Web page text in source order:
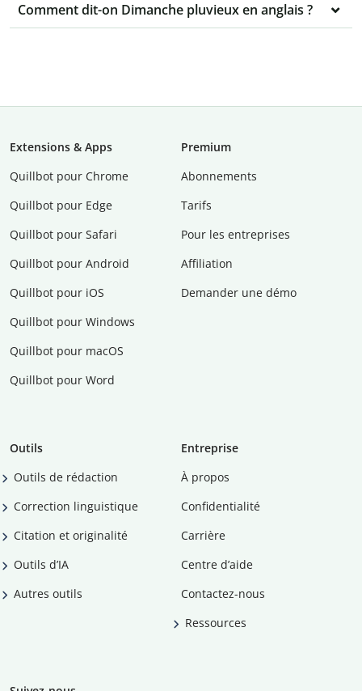
Comment dit-on Dimanche pluvieux en anglais ?
Extensions & Apps
Quillbot pour Chrome
Quillbot pour Edge
Quillbot pour Safari
Quillbot pour Android
Quillbot pour iOS
Quillbot pour Windows
Quillbot pour macOS
Quillbot pour Word
Premium
Abonnements
Tarifs
Pour les entreprises
Affiliation
Demander une démo
Outils
Outils de rédaction
Correction linguistique
Citation et originalité
Outils d’IA
Autres outils
Entreprise
À propos
Confidentialité
Carrière
Centre d’aide
Contactez-nous
Ressources